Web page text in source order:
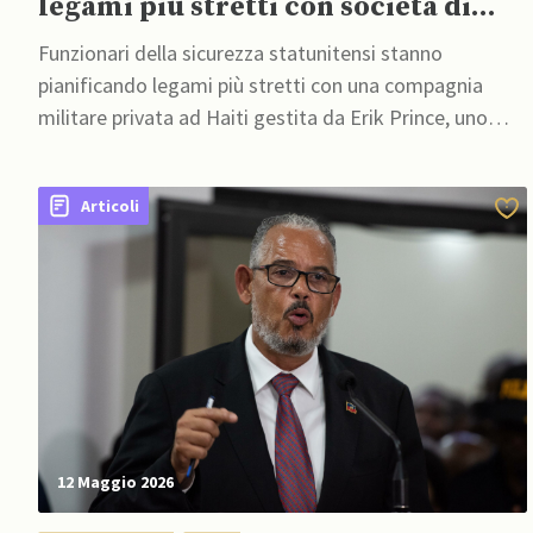
sicurezza di Prince, alleato di
Trump
Funzionari della sicurezza statunitensi stanno
pianificando legami più stretti con una compagnia
militare privata ad Haiti gestita da Erik Prince, uno
Articoli
12 Maggio 2026